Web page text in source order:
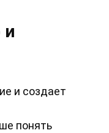
и
и создает
понять